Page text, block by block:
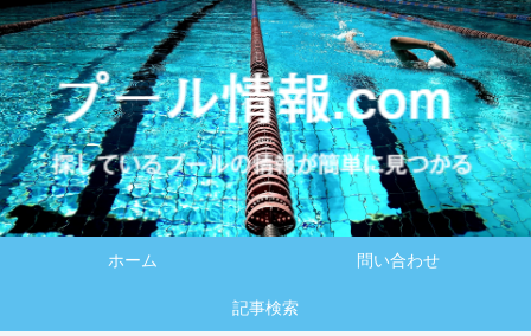
ホーム 問い合わせ
記事検索